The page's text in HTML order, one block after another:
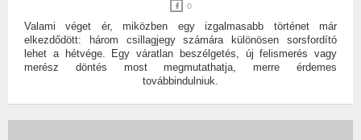
0
Valami véget ér, miközben egy izgalmasabb történet már
elkezdődött: három csillagjegy számára különösen sorsfordító
lehet a hétvége. Egy váratlan beszélgetés, új felismerés vagy
merész döntés most megmutathatja, merre érdemes
továbbindulniuk.